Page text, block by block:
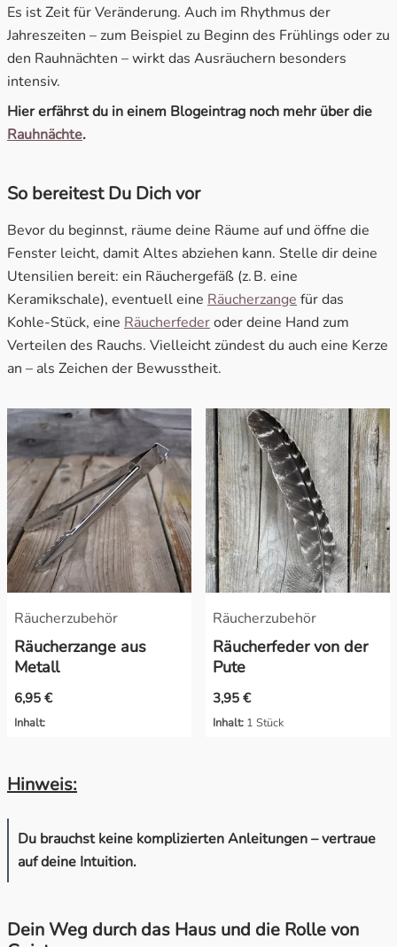
Es ist Zeit für Veränderung. Auch im Rhythmus der
Jahreszeiten – zum Beispiel zu Beginn des Frühlings oder zu
den Rauhnächten – wirkt das Ausräuchern besonders
intensiv.
Hier erfährst du in einem Blogeintrag noch mehr über die
Rauhnächte.
So bereitest Du Dich vor
Bevor du beginnst, räume deine Räume auf und öffne die
Fenster leicht, damit Altes abziehen kann. Stelle dir deine
Utensilien bereit: ein Räuchergefäß (z. B. eine
Keramikschale), eventuell eine Räucherzange für das
Kohle-Stück, eine Räucherfederoder deine Hand zum
Verteilen des Rauchs. Vielleicht zündest du auch eine Kerze
an – als Zeichen der Bewusstheit.
Räucherzubehör
Räucherzange aus
Metall
6,95 €
Inhalt:
Räucherzubehör
Räucherfeder von der
Pute
3,95 €
Inhalt: 1 Stück
Hinweis:
Du brauchst keine komplizierten Anleitungen – vertraue
auf deine Intuition.
Dein Weg durch das Haus und die Rolle von